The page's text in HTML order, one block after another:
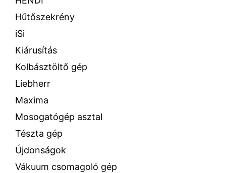
Hűtőszekrény
iSi
Kiárusítás
Kolbásztöltő gép
Liebherr
Maxima
Mosogatógép asztal
Tészta gép
Újdonságok
Vákuum csomagoló gép